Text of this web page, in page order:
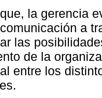
la gerencia
a
las
de la
entre los